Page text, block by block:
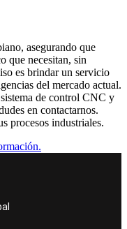
asegurando que
que necesitan, sin
es brindar un servicio
del mercado actual.
de control CNC y
en contactarnos.
procesos industriales.